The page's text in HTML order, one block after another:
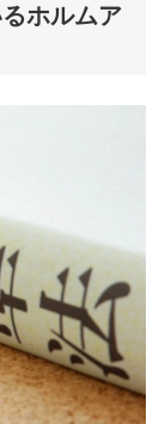
ホルムア